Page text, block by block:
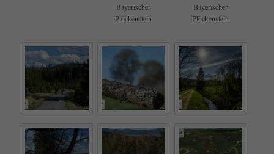
Bayerischer
Plöckenstein
Bayerischer
Plöckenstein